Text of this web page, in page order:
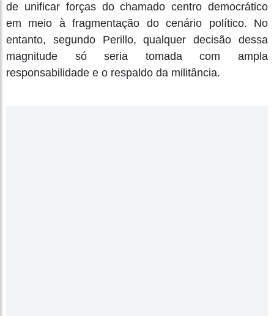
de unificar forças do chamado centro democrático
em meio à fragmentação do cenário político. No
entanto, segundo Perillo, qualquer decisão dessa
magnitude só seria tomada com ampla
responsabilidade e o respaldo da militância.